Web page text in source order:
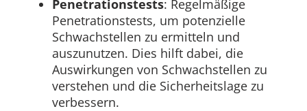
Penetrationstests: Regelmäßige
Penetrationstests, um potenzielle
Schwachstellen zu ermitteln und
auszunutzen. Dies hilft dabei, die
Auswirkungen von Schwachstellen zu
verstehen und die Sicherheitslage zu
verbessern.